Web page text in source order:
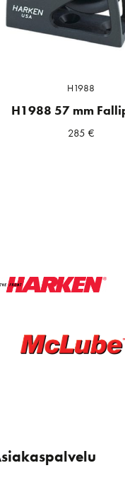
H1988
H1988 57 mm
285 €